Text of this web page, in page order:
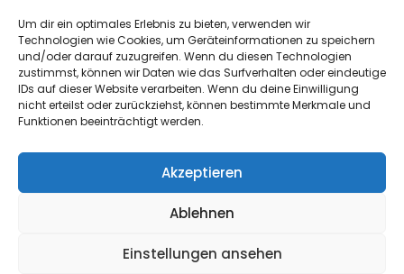
Um dir ein optimales Erlebnis zu bieten, verwenden wir
Technologien wie Cookies, um Geräteinformationen zu speichern
und/oder darauf zuzugreifen. Wenn du diesen Technologien
zustimmst, können wir Daten wie das Surfverhalten oder eindeutige
IDs auf dieser Website verarbeiten. Wenn du deine Einwilligung
nicht erteilst oder zurückziehst, können bestimmte Merkmale und
Funktionen beeinträchtigt werden.
Akzeptieren
Ablehnen
Einstellungen ansehen
Vertrag widerrufen
Real Turmat Shops
Real Turmat Worldwide
Real Turmat Deutschland